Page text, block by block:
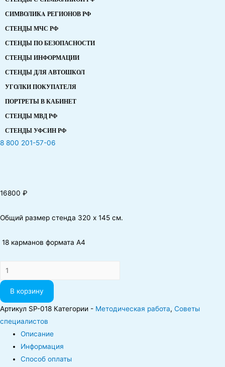
СИМВОЛИКA РЕГИОНОВ РФ
СТЕНДЫ МЧС РФ
СТЕНДЫ ПО БЕЗОПАСНОСТИ
СТЕНДЫ ИНФОРМАЦИИ
СТЕНДЫ ДЛЯ АВТОШКОЛ
УГОЛКИ ПОКУПАТЕЛЯ
ПОРТРЕТЫ В КАБИНЕТ
СТЕНДЫ МВД РФ
СТЕНДЫ УФСИН РФ
8 800 201-57-06
16800 ₽
Общий размер стенда 320 х 145 см.
18 карманов формата А4
Количество
В корзину
Артикул SР-018 Категории - Методическая работа, Советы
специалистов
Описание
Информация
Способ оплаты